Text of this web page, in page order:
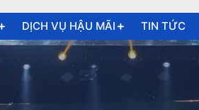
DỊCH VỤ HẬU MÃI TIN TỨC